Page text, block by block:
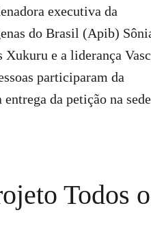
executiva da
do Brasil (Apib)
e a liderança
participaram da
da petição na sede
Todos